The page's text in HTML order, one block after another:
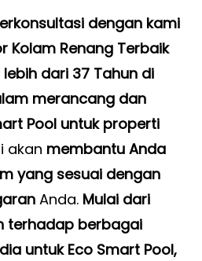
dengan kami
Kolam Renang Terbaik
dari 37 Tahun di
merancang dan
Pool untuk properti
akan membantu Anda
yang sesuai dengan
Anda. Mulai dari
terhadap berbagai
untuk Eco Smart Pool,